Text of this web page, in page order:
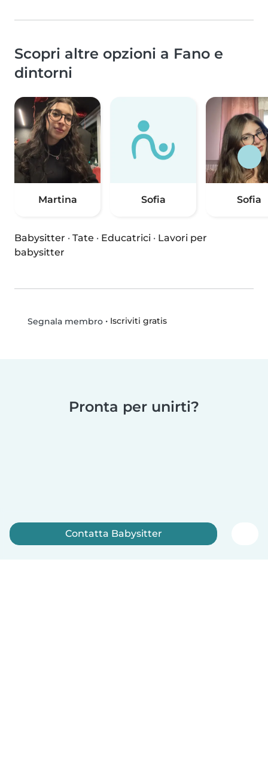
Scopri altre opzioni a Fano e
dintorni
Martina Sofia Sofia
Babysitter · Tate · Educatrici · Lavori per
babysitter
Segnala membro• Iscriviti gratis
Pronta per unirti?
Contatta Babysitter